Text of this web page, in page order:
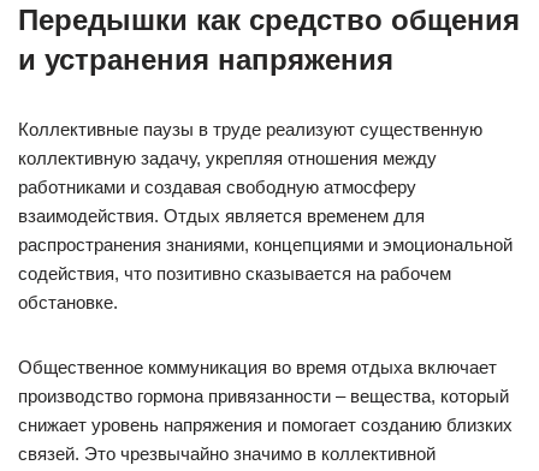
Передышки как средство общения
и устранения напряжения
Коллективные паузы в труде реализуют существенную
коллективную задачу, укрепляя отношения между
работниками и создавая свободную атмосферу
взаимодействия. Отдых является временем для
распространения знаниями, концепциями и эмоциональной
содействия, что позитивно сказывается на рабочем
обстановке.
Общественное коммуникация во время отдыха включает
производство гормона привязанности – вещества, который
снижает уровень напряжения и помогает созданию близких
связей. Это чрезвычайно значимо в коллективной